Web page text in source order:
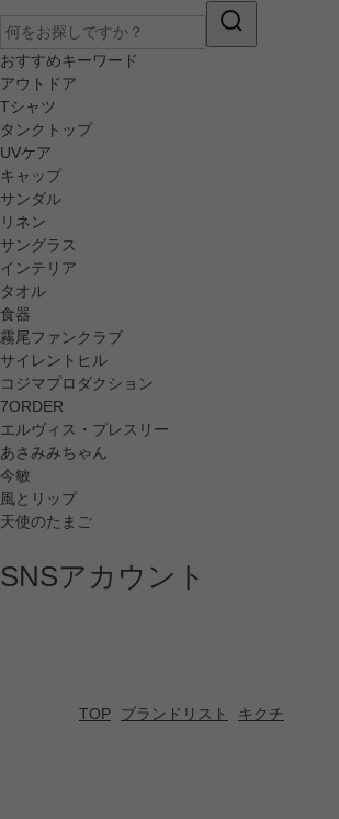
おすすめキーワード
アウトドア
Tシャツ
タンクトップ
UVケア
キャップ
サンダル
リネン
サングラス
インテリア
タオル
食器
霧尾ファンクラブ
サイレントヒル
コジマプロダクション
7ORDER
エルヴィス・プレスリー
あさみみちゃん
今敏
風とリップ
天使のたまご
SNSアカウント
TOP ブランドリスト キクチ